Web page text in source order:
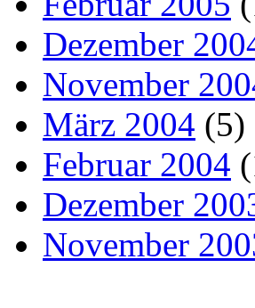
Dezember
November
März 2004 (5)
Februar 2004
Dezember
November